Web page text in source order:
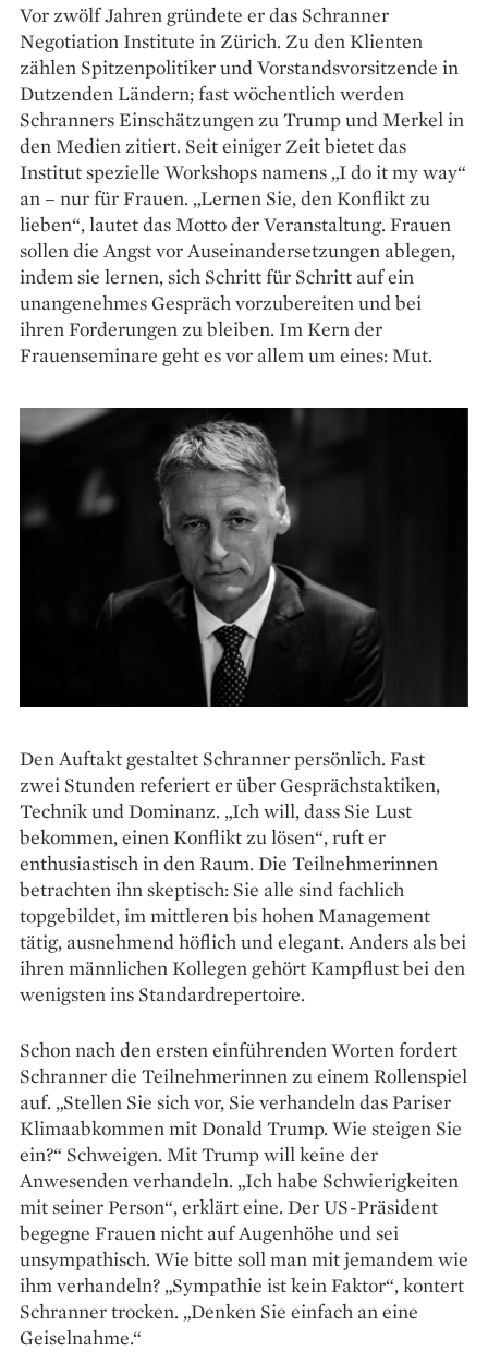
Vor zwölf Jahren gründete er das Schranner
Negotiation Institute in Zürich. Zu den Klienten
zählen Spitzenpolitiker und Vorstandsvorsitzende in
Dutzenden Ländern; fast wöchentlich werden
Schranners Einschätzungen zu Trump und Merkel in
den Medien zitiert. Seit einiger Zeit bietet das
Institut spezielle Workshops namens „I do it my way“
an – nur für Frauen. „Lernen Sie, den Konflikt zu
lieben“, lautet das Motto der Veranstaltung. Frauen
sollen die Angst vor Auseinandersetzungen ablegen,
indem sie lernen, sich Schritt für Schritt auf ein
unangenehmes Gespräch vorzubereiten und bei
ihren Forderungen zu bleiben. Im Kern der
Frauenseminare geht es vor allem um eines: Mut.
Den Auftakt gestaltet Schranner persönlich. Fast
zwei Stunden referiert er über Gesprächstaktiken,
Technik und Dominanz. „Ich will, dass Sie Lust
bekommen, einen Konflikt zu lösen“, ruft er
enthusiastisch in den Raum. Die Teilnehmerinnen
betrachten ihn skeptisch: Sie alle sind fachlich
topgebildet, im mittleren bis hohen Management
tätig, ausnehmend höflich und elegant. Anders als bei
ihren männlichen Kollegen gehört Kampflust bei den
wenigsten ins Standardrepertoire.
Schon nach den ersten einführenden Worten fordert
Schranner die Teilnehmerinnen zu einem Rollenspiel
auf. „Stellen Sie sich vor, Sie verhandeln das Pariser
Klimaabkommen mit Donald Trump. Wie steigen Sie
ein?“ Schweigen. Mit Trump will keine der
Anwesenden verhandeln. „Ich habe Schwierigkeiten
mit seiner Person“, erklärt eine. Der US-Präsident
begegne Frauen nicht auf Augenhöhe und sei
unsympathisch. Wie bitte soll man mit jemandem wie
ihm verhandeln? „Sympathie ist kein Faktor“, kontert
Schranner trocken. „Denken Sie einfach an eine
Geiselnahme.“